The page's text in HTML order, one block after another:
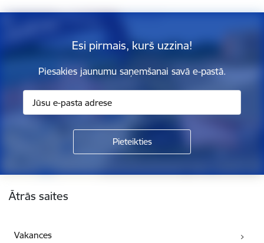
Esi pirmais, kurš uzzina!
Piesakies jaunumu saņemšanai savā e-pastā.
Ātrās saites
Vakances